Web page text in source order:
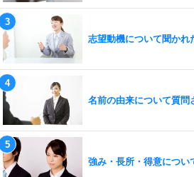
志望動機について聞かれ
名前の由来について質問
強み・長所・得意につい